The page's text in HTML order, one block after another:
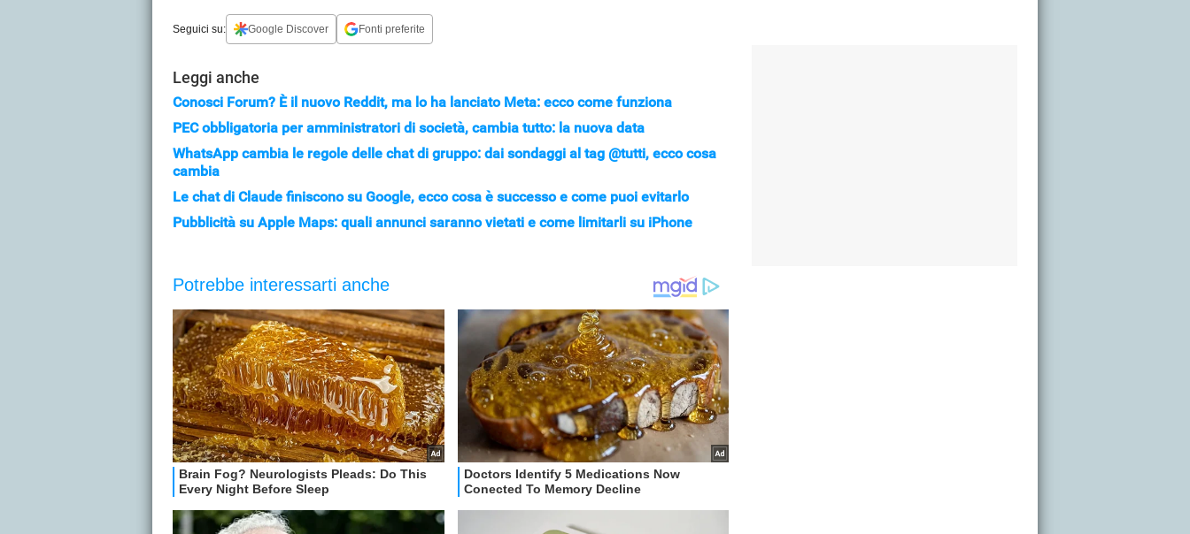
Seguici su: Google Discover Fonti preferite
Leggi anche
Conosci Forum? È il nuovo Reddit, ma lo ha lanciato Meta: ecco come funziona
PEC obbligatoria per amministratori di società, cambia tutto: la nuova data
WhatsApp cambia le regole delle chat di gruppo: dai sondaggi al tag @tutti, ecco cosa
cambia
Le chat di Claude finiscono su Google, ecco cosa è successo e come puoi evitarlo
Pubblicità su Apple Maps: quali annunci saranno vietati e come limitarli su iPhone